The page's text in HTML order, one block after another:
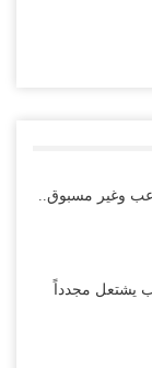
وغير مسبوق..
يشتعل مجدداً